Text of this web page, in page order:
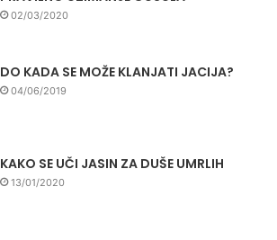
02/03/2020
DO KADA SE MOŽE KLANJATI JACIJA?
04/06/2019
KAKO SE UČI JASIN ZA DUŠE UMRLIH
13/01/2020